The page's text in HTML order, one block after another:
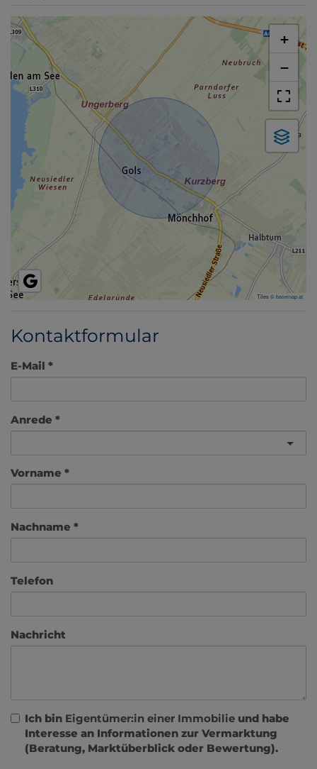
+
−
Tiles ©basemap.at
Kontaktformular
E-Mail
Anrede
Vorname
Nachname
Telefon
Nachricht
Ich bin Eigentümer:in einer Immobilie und habe
Interesse an Informationen zur Vermarktung
(Beratung, Marktüberblick oder Bewertung).